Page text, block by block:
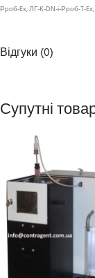
Рроб-Ex, ЛГ-К-DN-i-Рроб-T-
Відгуки (0)
Супутні